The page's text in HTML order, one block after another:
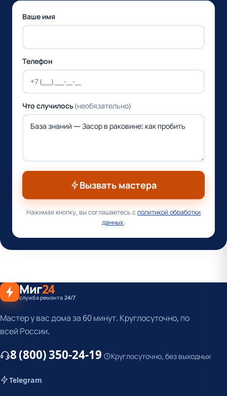
Ваше имя
Телефон
Что случилось(необязательно)
Вызвать мастера
Нажимая кнопку, вы соглашаетесь сполитикой обработки
данных.
Миг24
служба ремонта 24/7
Мастер у вас дома за 60 минут. Круглосуточно, по
всей России.
8 (800) 350-24-19 Круглосуточно, без выходных
Telegram